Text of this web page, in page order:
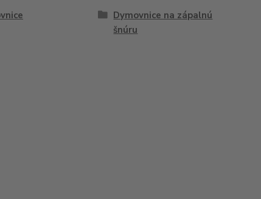
Dymovnice na zápalnú
šnúru